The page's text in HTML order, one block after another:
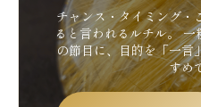
チャンス・タイミング・
ると言われるルチル。
の節目に、目的を「一言
すめ